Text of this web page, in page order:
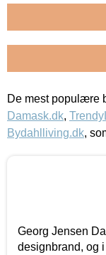
De mest populære
Damask.dk,
Bydahlliving.dk,
Georg Jensen
designbrand, og